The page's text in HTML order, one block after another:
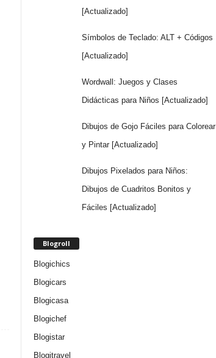
[Actualizado]
Símbolos de Teclado: ALT + Códigos
[Actualizado]
Wordwall: Juegos y Clases
Didácticas para Niños [Actualizado]
Dibujos de Gojo Fáciles para Colorear
y Pintar [Actualizado]
Dibujos Pixelados para Niños:
Dibujos de Cuadritos Bonitos y
Fáciles [Actualizado]
Blogroll
Blogichics
Blogicars
Blogicasa
Blogichef
Blogistar
Blogitravel